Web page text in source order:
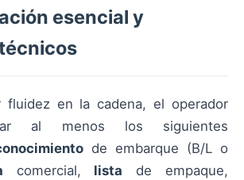
esencial y
fluidez en la cadena, el operador
al menos los siguientes
de embarque (B/L o
comercial, lista de empaque,